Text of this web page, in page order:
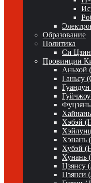
Образование
Политика
Си
Провинции
Аньхой
Ганьсу
Хэбэй
Хэнань
Хубэй
Хунань
Цзянсу
Цзянси